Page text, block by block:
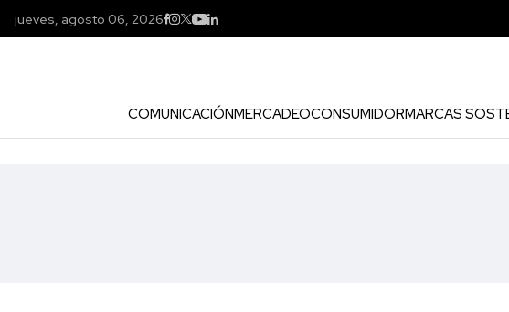
jueves, agosto 06, 2026
COMUNICACIÓNMERCADEOCONSUMIDORMARCAS